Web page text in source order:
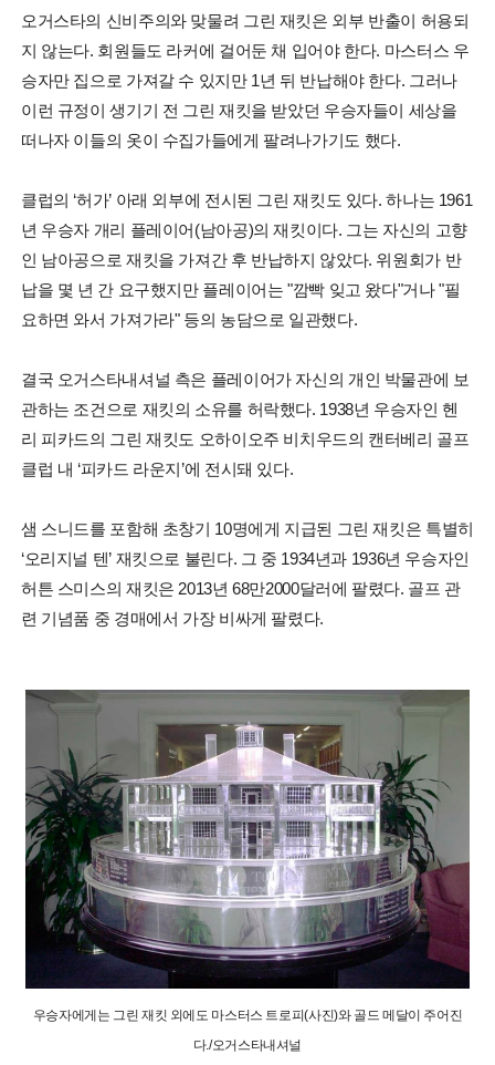
오거스타의 신비주의와 맞물려 그린 재킷은 외부 반출이 허용되
지 않는다. 회원들도 라커에 걸어둔 채 입어야 한다. 마스터스 우
승자만 집으로 가져갈 수 있지만 1년 뒤 반납해야 한다. 그러나
이런 규정이 생기기 전 그린 재킷을 받았던 우승자들이 세상을
떠나자 이들의 옷이 수집가들에게 팔려나가기도 했다.
클럽의 ‘허가’ 아래 외부에 전시된 그린 재킷도 있다. 하나는 1961
년 우승자 개리 플레이어(남아공)의 재킷이다. 그는 자신의 고향
인 남아공으로 재킷을 가져간 후 반납하지 않았다. 위원회가 반
납을 몇 년 간 요구했지만 플레이어는 "깜빡 잊고 왔다"거나 "필
요하면 와서 가져가라" 등의 농담으로 일관했다.
결국 오거스타내셔널 측은 플레이어가 자신의 개인 박물관에 보
관하는 조건으로 재킷의 소유를 허락했다. 1938년 우승자인 헨
리 피카드의 그린 재킷도 오하이오주 비치우드의 캔터베리 골프
클럽 내 ‘피카드 라운지’에 전시돼 있다.
샘 스니드를 포함해 초창기 10명에게 지급된 그린 재킷은 특별히
‘오리지널 텐’ 재킷으로 불린다. 그 중 1934년과 1936년 우승자인
허튼 스미스의 재킷은 2013년 68만2000달러에 팔렸다. 골프 관
련 기념품 중 경매에서 가장 비싸게 팔렸다.
우승자에게는 그린 재킷 외에도 마스터스 트로피(사진)와 골드 메달이 주어진
다./오거스타내셔널